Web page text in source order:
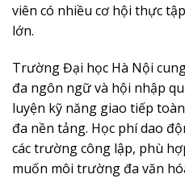
viên có nhiều cơ hội thực
lớn.
Trường Đại học Hà Nội
đa ngôn ngữ và hội nhập
luyện kỹ năng giao tiếp
đa nền tảng. Học phí dao
các trường công lập, phù
muốn môi trường đa văn